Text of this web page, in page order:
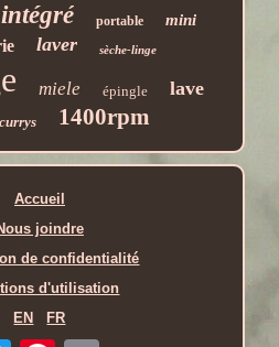
intégré portable mini
laver sèche-linge
miele épingle lave
currys 1400rpm
Accueil
joindre
de confidentialité
d'utilisation
EN
FR